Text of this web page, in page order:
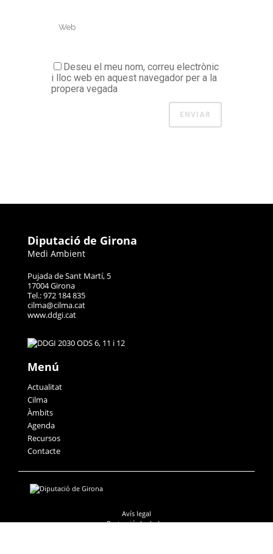
Deseu el meu nom, correu electrònic
i lloc web en aquest navegador per a la
propera vegada
Diputació de Girona
Medi Ambient
Pujada de Sant Martí, 5
17004 Girona
Tel.: 972 184 835
cilma@cilma.cat
www.ddgi.cat
Menú
Actualitat
Cilma
Àmbits
Agenda
Recursos
Contacte
Avís legal
Protecció de dades